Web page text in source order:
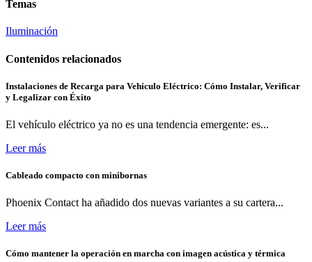
Temas
Iluminación
Contenidos relacionados
Instalaciones de Recarga para Vehículo Eléctrico: Cómo Instalar, Verificar
y Legalizar con Éxito
El vehículo eléctrico ya no es una tendencia emergente: es...
Leer más
Cableado compacto con minibornas
Phoenix Contact ha añadido dos nuevas variantes a su cartera...
Leer más
Cómo mantener la operación en marcha con imagen acústica y térmica